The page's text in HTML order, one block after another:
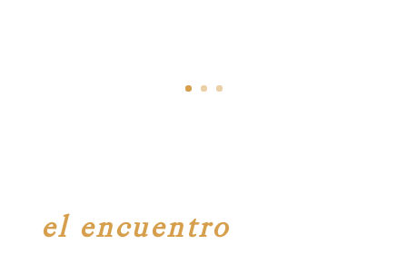
el encuentro